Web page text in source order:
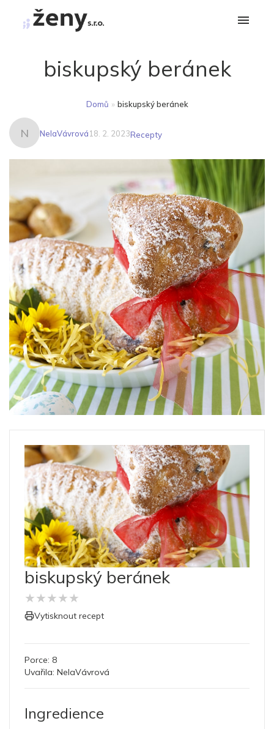
biskupský beránek
Domů » biskupský beránek
N NelaVávrová18. 2. 2023Recepty
biskupský beránek
★★★★★
Vytisknout recept
Porce: 8
Uvařila: NelaVávrová
Ingredience